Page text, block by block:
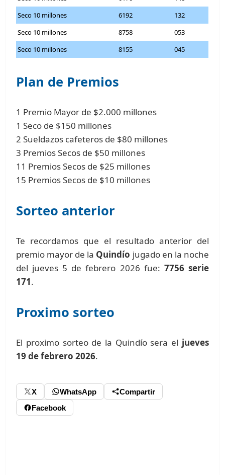
Seco 10 millones
6192
132
Seco 10 millones
8758
053
Seco 10 millones
8155 045
Plan de Premios
1 Premio Mayor de $2.000 millones
1 Seco de $150 millones
2 Sueldazos cafeteros de $80 millones
3 Premios Secos de $50 millones
11 Premios Secos de $25 millones
15 Premios Secos de $10 millones
Sorteo anterior
Te recordamos que el resultado anterior del
premio mayor de la Quindío jugado en la noche
del jueves 5 de febrero 2026 fue: 7756 serie
171.
Proximo sorteo
El proximo sorteo de la Quindío sera el jueves
19 de febrero 2026.
X WhatsApp
Compartir
Facebook